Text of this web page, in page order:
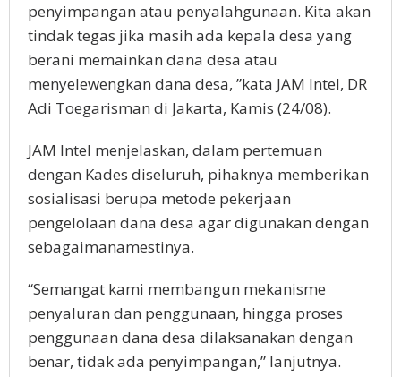
penyimpangan atau penyalahgunaan. Kita akan
tindak tegas jika masih ada kepala desa yang
berani memainkan dana desa atau
menyelewengkan dana desa, ”kata JAM Intel, DR
Adi Toegarisman di Jakarta, Kamis (24/08).
JAM Intel menjelaskan, dalam pertemuan
dengan Kades diseluruh, pihaknya memberikan
sosialisasi berupa metode pekerjaan
pengelolaan dana desa agar digunakan dengan
sebagaimanamestinya.
“Semangat kami membangun mekanisme
penyaluran dan penggunaan, hingga proses
penggunaan dana desa dilaksanakan dengan
benar, tidak ada penyimpangan,” lanjutnya.